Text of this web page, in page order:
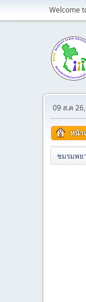
Welcome
09 ส.ค
หน้า
ชมรมพย